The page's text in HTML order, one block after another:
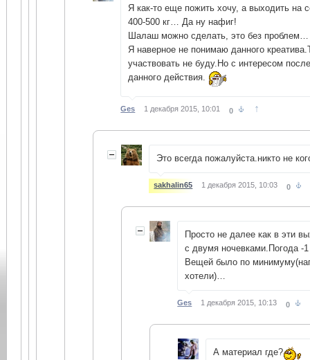
Я как-то еще пожить хочу, а выходить на
400-500 кг… Да ну нафиг!
Шалаш можно сделать, это без проблем…
Я наверное не понимаю данного
участвовать не буду.Но с интересом
данного действия.
Ges 1 декабря 2015, 10:01 0 ↑
Это всегда пожалуйста.никто не
sakhalin65 1 декабря 2015, 10:03 0
Просто не далее как в эти
с двумя ночевками.Погода -
Вещей было по
хотели)…
Ges 1 декабря 2015, 10:13 0
А материал где?